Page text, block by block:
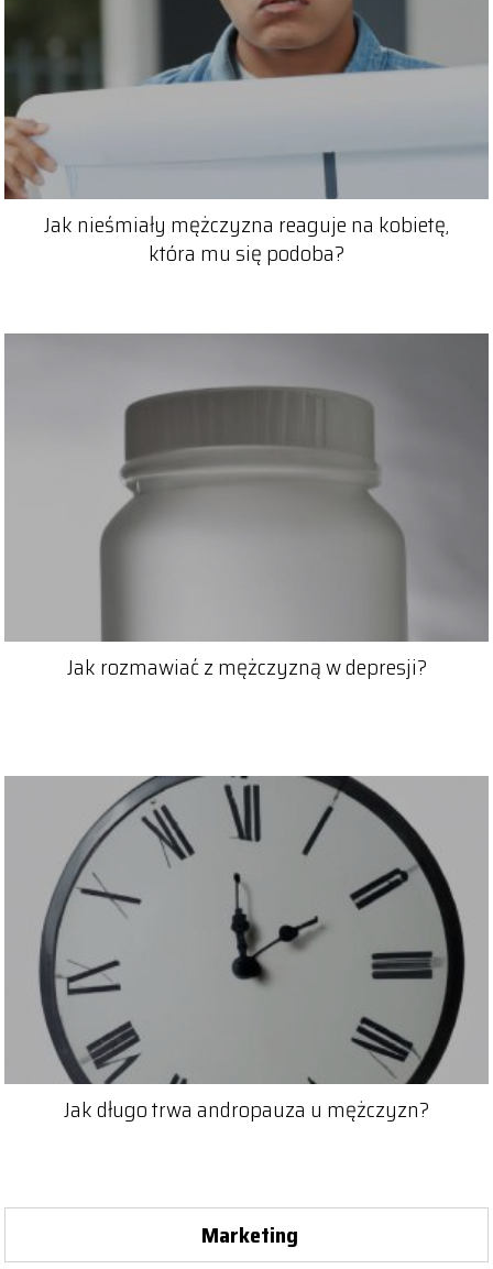
Jak nieśmiały mężczyzna reaguje na kobietę,
która mu się podoba?
Jak rozmawiać z mężczyzną w depresji?
Jak długo trwa andropauza u mężczyzn?
Marketing